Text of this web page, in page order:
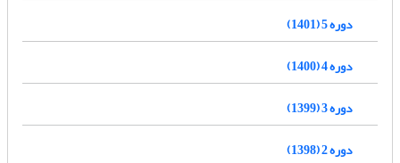
دوره 5 (1401)
دوره 4 (1400)
دوره 3 (1399)
دوره 2 (1398)